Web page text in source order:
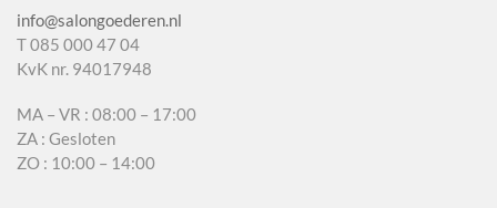
info@salongoederen.nl
T 085 000 47 04
KvK nr. 94017948
MA – VR : 08:00 – 17:00
ZA : Gesloten
ZO : 10:00 – 14:00